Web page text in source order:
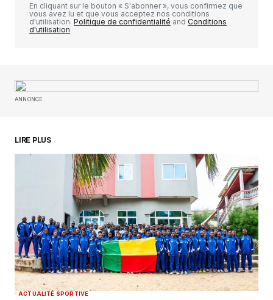
Enregistrer mon nom, mon e-mail et mon
commentaire.
SUBMIT COMMENT
En cliquant sur le bouton « S'abonner », vous confirmez que
vous avez lu et que vous acceptez nos conditions
d'utilisation. Politique de confidentialité and Conditions
d'utilisation
ANNONCE
LIRE PLUS
ACTUALITÉ SPORTIVE